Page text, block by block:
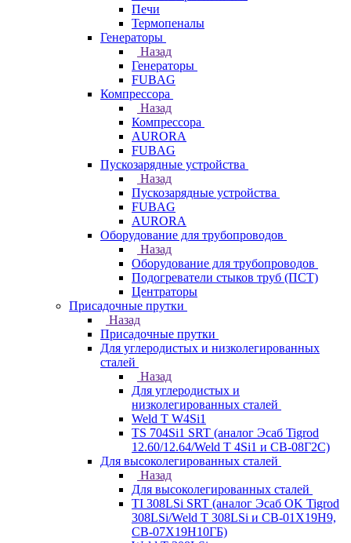
Печи
Термопеналы
Генераторы
Назад
Генераторы
FUBAG
Компрессора
Назад
Компрессора
AURORA
FUBAG
Пускозарядные устройства
Назад
Пускозарядные устройства
FUBAG
AURORA
Оборудование для трубопроводов
Назад
Оборудование для трубопроводов
Подогреватели стыков труб (ПСТ)
Центраторы
Присадочные прутки
Назад
Присадочные прутки
Для углеродистых и низколегированных
сталей
Назад
Для углеродистых и
низколегированных сталей
Weld T W4Si1
TS 704Si1 SRT (аналог Эсаб Tigrod
12.60/12.64/Weld T 4Si1 и СВ-08Г2С)
Для высоколегированных сталей
Назад
Для высоколегированных сталей
TI 308LSi SRT (аналог Эсаб OK Tigrod
308LSi/Weld T 308LSi и СВ-01Х19Н9,
СВ-07Х19Н10ГБ)